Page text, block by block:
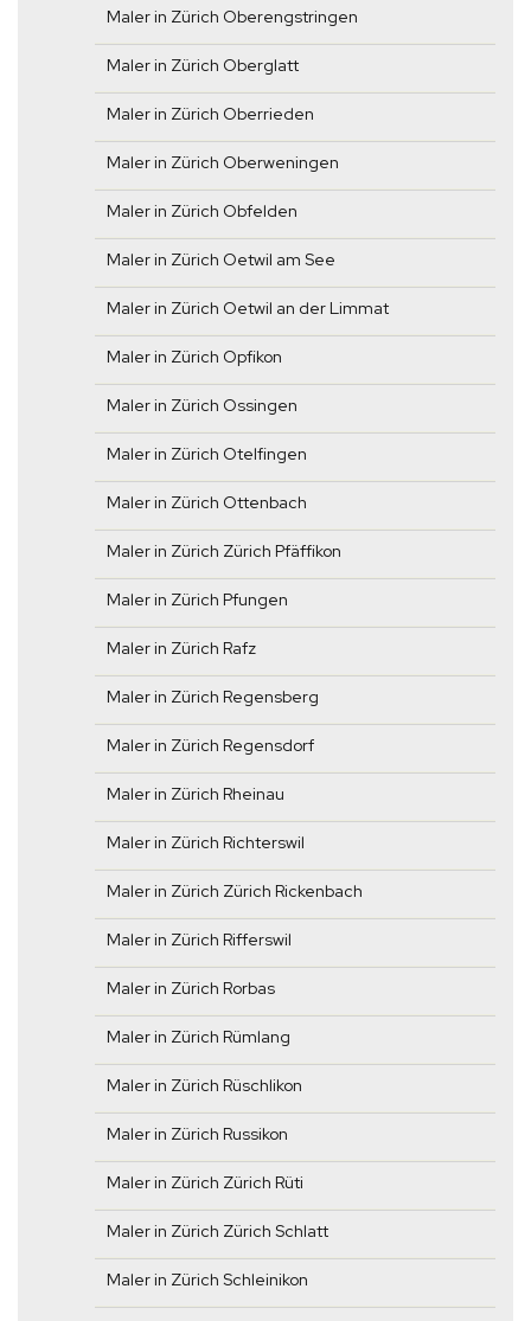
Maler in Zürich Oberengstringen
Maler in Zürich Oberglatt
Maler in Zürich Oberrieden
Maler in Zürich Oberweningen
Maler in Zürich Obfelden
Maler in Zürich Oetwil am See
Maler in Zürich Oetwil an der Limmat
Maler in Zürich Opfikon
Maler in Zürich Ossingen
Maler in Zürich Otelfingen
Maler in Zürich Ottenbach
Maler in Zürich Zürich Pfäffikon
Maler in Zürich Pfungen
Maler in Zürich Rafz
Maler in Zürich Regensberg
Maler in Zürich Regensdorf
Maler in Zürich Rheinau
Maler in Zürich Richterswil
Maler in Zürich Zürich Rickenbach
Maler in Zürich Rifferswil
Maler in Zürich Rorbas
Maler in Zürich Rümlang
Maler in Zürich Rüschlikon
Maler in Zürich Russikon
Maler in Zürich Zürich Rüti
Maler in Zürich Zürich Schlatt
Maler in Zürich Schleinikon